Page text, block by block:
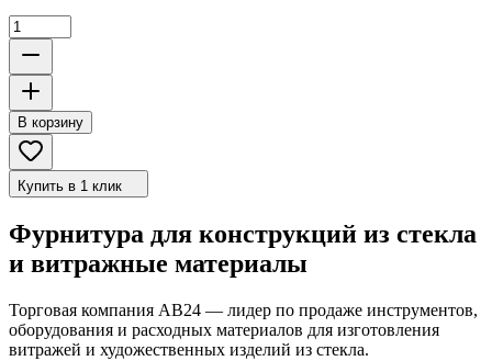
В корзину
Купить в 1 клик
Фурнитура для конструкций из стекла
и витражные материалы
Торговая компания АВ24 — лидер по продаже инструментов,
оборудования и расходных материалов для изготовления
витражей и художественных изделий из стекла.